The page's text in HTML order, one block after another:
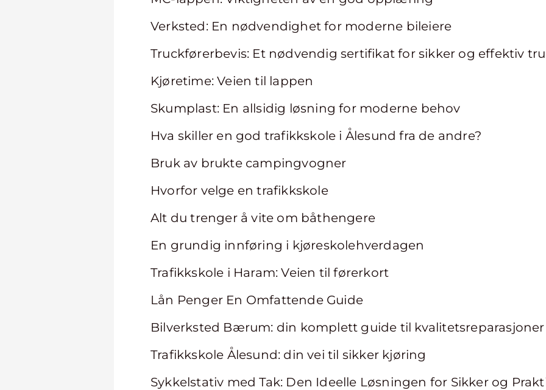
Verksted: En nødvendighet for moderne bileiere
Truckførerbevis: Et nødvendig sertifikat for sikker og effektiv
Kjøretime: Veien til lappen
Skumplast: En allsidig løsning for moderne behov
Hva skiller en god trafikkskole i Ålesund fra de andre?
Bruk av brukte campingvogner
Hvorfor velge en trafikkskole
Alt du trenger å vite om båthengere
En grundig innføring i kjøreskolehverdagen
Trafikkskole i Haram: Veien til førerkort
Lån Penger En Omfattende Guide
Bilverksted Bærum: din komplett guide til kvalitetsreparasjoner
Trafikkskole Ålesund: din vei til sikker kjøring
Sykkelstativ med Tak: Den Ideelle Løsningen for Sikker og